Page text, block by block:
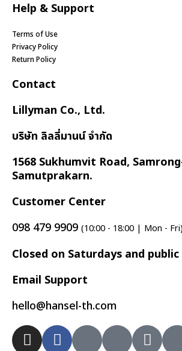
Help & Support
Terms of Use
Privacy Policy
Return Policy
Contact
Lillyman Co., Ltd.
บริษัท ลิลลี่มานน์ จำกัด
1568 Sukhumvit Road,
Samutprakarn.
Customer Center
098 479 9909 (10:00 - 18:00 | Mon - Fri)
Closed on Saturdays and
Email Support
hello@hansel-th.com